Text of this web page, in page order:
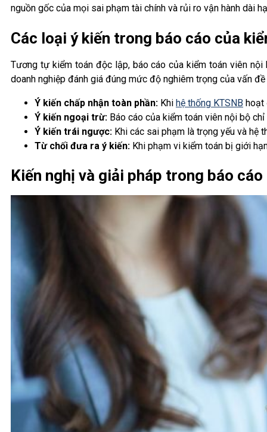
nguồn gốc của mọi sai phạm tài chính và rủi ro vận hành dài
Các loại ý kiến trong báo cáo của
Tương tự kiểm toán độc lập, báo cáo của kiểm toán viên
doanh nghiệp đánh giá đúng mức độ nghiêm trọng của vấn
Ý kiến chấp nhận toàn phần: Khi hệ thống KTSNB hoạt
Ý kiến ngoại trừ: Báo cáo của kiểm toán viên nội bộ
Ý kiến trái ngược: Khi các sai phạm là trọng yếu và hệ
Từ chối đưa ra ý kiến: Khi phạm vi kiểm toán bị giới
Kiến nghị và giải pháp trong báo